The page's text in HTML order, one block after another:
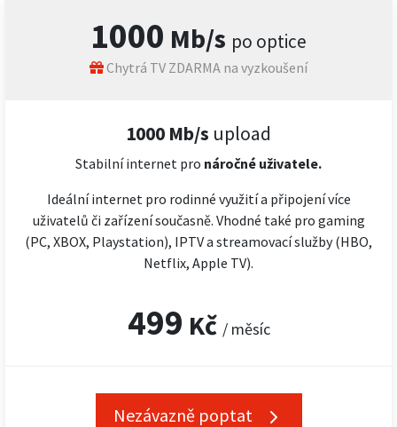
1000 Mb/s po optice
Chytrá TV ZDARMA na vyzkoušení
1000 Mb/s upload
Stabilní internet pro náročné uživatele.
Ideální internet pro rodinné využití a připojení více
uživatelů či zařízení současně. Vhodné také pro gaming
(PC, XBOX, Playstation), IPTV a streamovací služby (HBO,
Netflix, Apple TV).
499 Kč / měsíc
Nezávazně poptat